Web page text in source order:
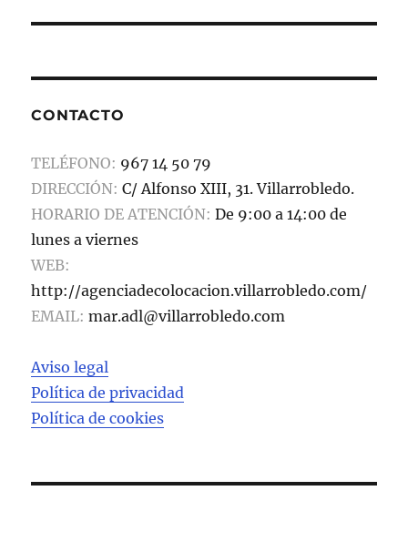
CONTACTO
TELÉFONO: 967 14 50 79
DIRECCIÓN: C/ Alfonso XIII, 31. Villarrobledo.
HORARIO DE ATENCIÓN: De 9:00 a 14:00 de
lunes a viernes
WEB:
http://agenciadecolocacion.villarrobledo.com/
EMAIL: mar.adl@villarrobledo.com
Aviso legal
Política de privacidad
Política de cookies